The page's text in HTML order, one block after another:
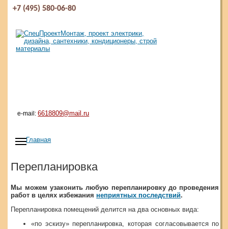
+7 (495) 580-06-80
e-mail:6618809@mail.ru
Главная
Перепланировка
Мы можем узаконить любую перепланировку до проведения
работ в целях избежаниянеприятных последствий.
Перепланировка помещений делится на два основных вида:
«по эскизу» перепланировка, которая согласовывается по